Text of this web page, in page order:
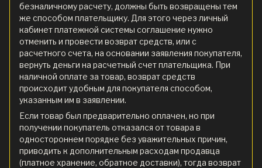
безналичному расчету, должны быть возвращены тем
же способом плательщику. Для этого через личный
кабинет платежной системы соглашение нужно
отменить и провести возврат средств, или с
расчетного счета, на основании заявления покупателя,
вернуть деньги на расчетный счет плательщика. При
наличной оплате за товар, возврат средств
происходит удобным для покупателя способом,
указанным им в заявлении.
Если товар был предварительно оплачен, но при
получении покупатель отказался от товара в
одностороннем порядке без уважительных причин,
приводить к дополнительным расходам продавца
(платное хранение, обратное доставки), тогда возврат